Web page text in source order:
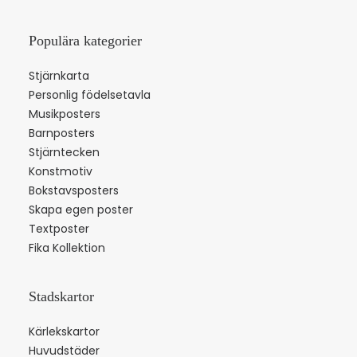
Populära kategorier
Stjärnkarta
Personlig födelsetavla
Musikposters
Barnposters
Stjärntecken
Konstmotiv
Bokstavsposters
Skapa egen poster
Textposter
Fika Kollektion
Stadskartor
Kärlekskartor
Huvudstäder